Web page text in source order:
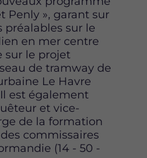
Penly », garant sur
préalables sur le
en mer centre
sur le projet
de tramway de
Le Havre
est également
et vice-
de la formation
commissaires
(14 - 50 -